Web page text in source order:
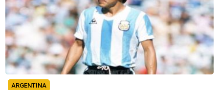
ARGENTINA